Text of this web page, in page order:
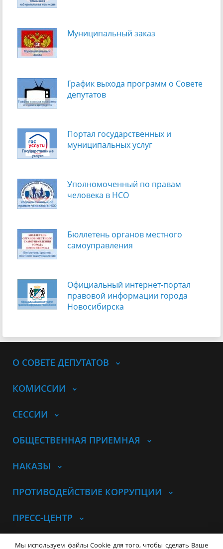
Муниципальный заказ
График выхода программ о Cовете
депутатов
Портал государственных и
муниципальных услуг
Уполномоченный по правам
человека в НСО
Бюллетень органов местного
самоуправления
Официальный интернет-портал
правовой информации города
Новосибирска
О СОВЕТЕ ДЕПУТАТОВ
КОМИССИИ
СЕССИИ
ОБЩЕСТВЕННАЯ ПРИЕМНАЯ
НАКАЗЫ
ПРОТИВОДЕЙСТВИЕ КОРРУПЦИИ
ПРЕСС-ЦЕНТР
© Совет депутатов города
Мы используем файлы Cookie для того, чтобы сделать Ваше